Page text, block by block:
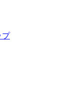
プ